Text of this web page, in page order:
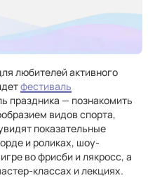
любителей активного
фестиваль
праздника — познакомить
видов спорта,
показательные
и роликах, шоу-
во фрисби и лякросс, а
классах и лекциях.